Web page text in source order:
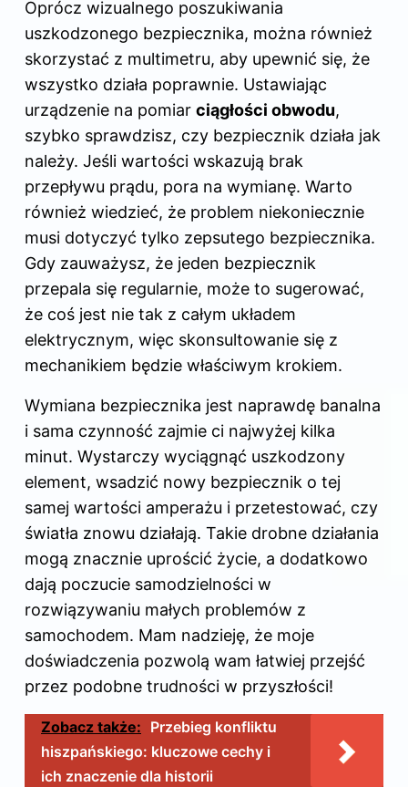
Oprócz wizualnego poszukiwania
uszkodzonego bezpiecznika, można również
skorzystać z multimetru, aby upewnić się, że
wszystko działa poprawnie. Ustawiając
urządzenie na pomiar ciągłości obwodu,
szybko sprawdzisz, czy bezpiecznik działa jak
należy. Jeśli wartości wskazują brak
przepływu prądu, pora na wymianę. Warto
również wiedzieć, że problem niekoniecznie
musi dotyczyć tylko zepsutego bezpiecznika.
Gdy zauważysz, że jeden bezpiecznik
przepala się regularnie, może to sugerować,
że coś jest nie tak z całym układem
elektrycznym, więc skonsultowanie się z
mechanikiem będzie właściwym krokiem.
Wymiana bezpiecznika jest naprawdę banalna
i sama czynność zajmie ci najwyżej kilka
minut. Wystarczy wyciągnąć uszkodzony
element, wsadzić nowy bezpiecznik o tej
samej wartości amperażu i przetestować, czy
światła znowu działają. Takie drobne działania
mogą znacznie uprościć życie, a dodatkowo
dają poczucie samodzielności w
rozwiązywaniu małych problemów z
samochodem. Mam nadzieję, że moje
doświadczenia pozwolą wam łatwiej przejść
przez podobne trudności w przyszłości!
Zobacz także: Przebieg konfliktu
hiszpańskiego: kluczowe cechy i
ich znaczenie dla historii